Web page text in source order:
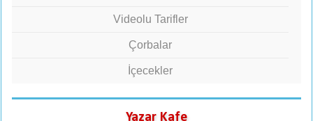
Videolu Tarifler
Çorbalar
İçecekler
Yazar Kafe